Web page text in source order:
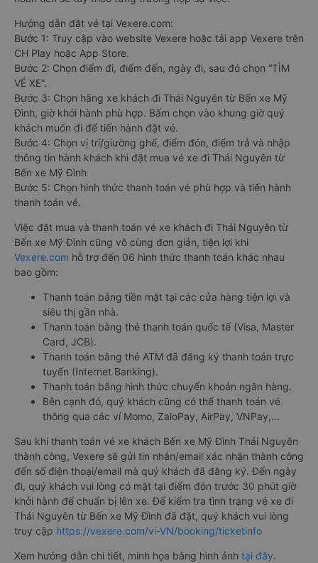
Hướng dẫn đặt vé tại Vexere.com:
Bước 1: Truy cập vào website Vexere hoặc tải app Vexere trên
CH Play hoặc App Store.
Bước 2: Chọn điểm đi, điểm đến, ngày đi, sau đó chọn “TÌM
VÉ XE”.
Bước 3: Chọn hãng xe khách đi Thái Nguyên từ Bến xe Mỹ
Đình, giờ khởi hành phù hợp. Bấm chọn vào khung giờ quý
khách muốn đi để tiến hành đặt vé.
Bước 4: Chọn vị trí/giường ghế, điểm đón, điểm trả và nhập
thông tin hành khách khi đặt mua vé xe đi Thái Nguyên từ
Bến xe Mỹ Đình
Bước 5: Chọn hình thức thanh toán vé phù hợp và tiến hành
thanh toán vé.
Việc đặt mua và thanh toán vé xe khách đi Thái Nguyên từ
Bến xe Mỹ Đình cũng vô cùng đơn giản, tiện lợi khi
Vexere.com hỗ trợ đến 06 hình thức thanh toán khác nhau
bao gồm:
Thanh toán bằng tiền mặt tại các cửa hàng tiện lợi và
siêu thị gần nhà.
Thanh toán bằng thẻ thanh toán quốc tế (Visa, Master
Card, JCB).
Thanh toán bằng thẻ ATM đã đăng ký thanh toán trực
tuyến (Internet Banking).
Thanh toán bằng hình thức chuyển khoản ngân hàng.
Bên cạnh đó, quý khách cũng có thể thanh toán vé
thông qua các ví Momo, ZaloPay, AirPay, VNPay,…
Sau khi thanh toán vé xe khách Bến xe Mỹ Đình Thái Nguyên
thành công, Vexere sẽ gửi tin nhắn/email xác nhận thành công
đến số điện thoại/email mà quý khách đã đăng ký. Đến ngày
đi, quý khách vui lòng có mặt tại điểm đón trước 30 phút giờ
khởi hành để chuẩn bị lên xe. Để kiểm tra tình trạng vé xe đi
Thái Nguyên từ Bến xe Mỹ Đình đã đặt, quý khách vui lòng
truy cập https://vexere.com/vi-VN/booking/ticketinfo
Xem hướng dẫn chi tiết, minh họa bằng hình ảnh tại đây.